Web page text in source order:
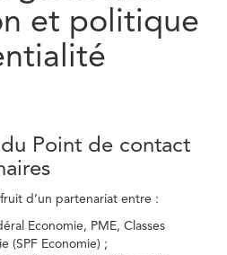
et politique
Point de contact
d’un partenariat entre :
Economie, PME, Classes
(SPF Economie) ;